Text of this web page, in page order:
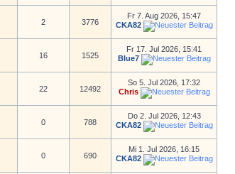
2 3776
Fr 7. Aug 2026, 15:47
CKA82
16 1525
Fr 17. Jul 2026, 15:41
Blue7
22 12492
So 5. Jul 2026, 17:32
Chris
0 788
Do 2. Jul 2026, 12:43
CKA82
0 690
Mi 1. Jul 2026, 16:15
CKA82